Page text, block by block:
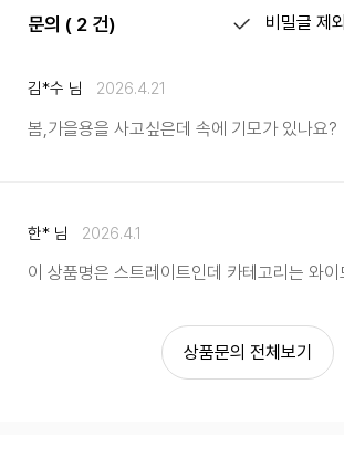
문의 ( 2 건) 비밀글 제외
김*수 님 2026.4.21
봄,가을용을 사고싶은데 속에 기모가 있나요?
한* 님 2026.4.1
상품문의 전체보기